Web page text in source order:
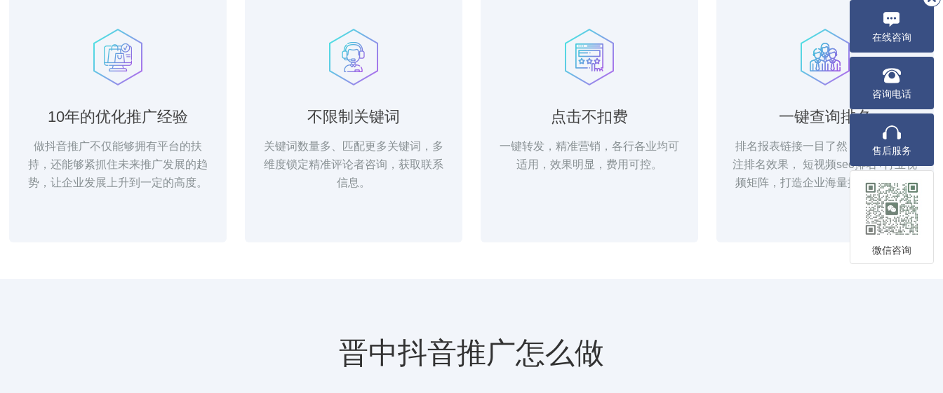
10年的优化推广经验
做抖音推广不仅能够拥有平台的扶
持，还能够紧抓住未来推广发展的趋
势，让企业发展上升到一定的高度。
不限制关键词
关键词数量多、匹配更多关键词，多
维度锁定精准评论者咨询，获取联系
信息。
点击不扣费
一键转发，精准营销，各行各业均可
适用，效果明显，费用可控。
一键查询排名
排名报表链接一目了然，随时随地关
注排名效果， 短视频seo排名+行业视
频矩阵，打造企业海量排名曝光引流
晋中抖音推广怎么做
在线咨询
咨询电话
售后服务
微信咨询